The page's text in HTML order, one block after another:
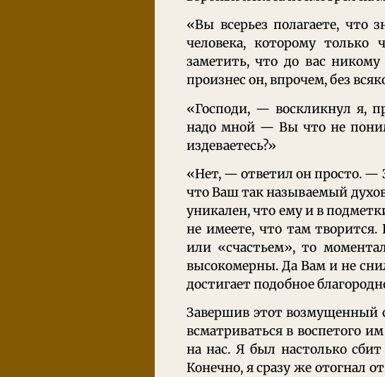
«Вы всерьез полагаете, что
человека, которому
заметить, что до вас
произнес он, впрочем, без
«Господи, — воскликнул я,
надо мной — Вы что не
издеваетесь?»
«Нет, — ответил он просто. —
что Ваш так называемый
уникален, что ему и в
не имеете, что там творится.
или «счастьем», то
высокомерны. Да Вам и не
достигает подобное
Завершив этот возмущенный
всматриваться в воспетого
на нас. Я был настолько
Конечно, я сразу же отогнал